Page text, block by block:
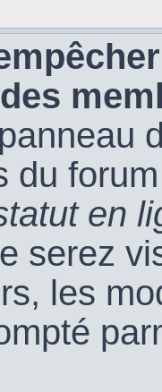
du
en
serez
les